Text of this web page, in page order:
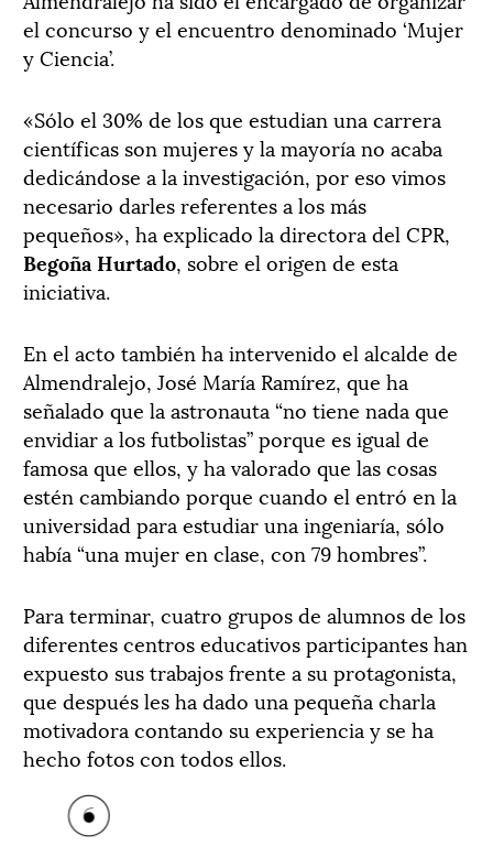
el concurso y el encuentro denominado ‘Mujer
y Ciencia’.
«Sólo el 30% de los que estudian una carrera
científicas son mujeres y la mayoría no acaba
dedicándose a la investigación, por eso vimos
necesario darles referentes a los más
pequeños», ha explicado la directora del CPR,
Begoña Hurtado, sobre el origen de esta
iniciativa.
En el acto también ha intervenido el alcalde de
Almendralejo, José María Ramírez, que ha
señalado que la astronauta “no tiene nada que
envidiar a los futbolistas” porque es igual de
famosa que ellos, y ha valorado que las cosas
estén cambiando porque cuando el entró en la
universidad para estudiar una ingeniaría, sólo
había “una mujer en clase, con 79 hombres”.
Para terminar, cuatro grupos de alumnos de los
diferentes centros educativos participantes han
expuesto sus trabajos frente a su protagonista,
que después les ha dado una pequeña charla
motivadora contando su experiencia y se ha
hecho fotos con todos ellos.